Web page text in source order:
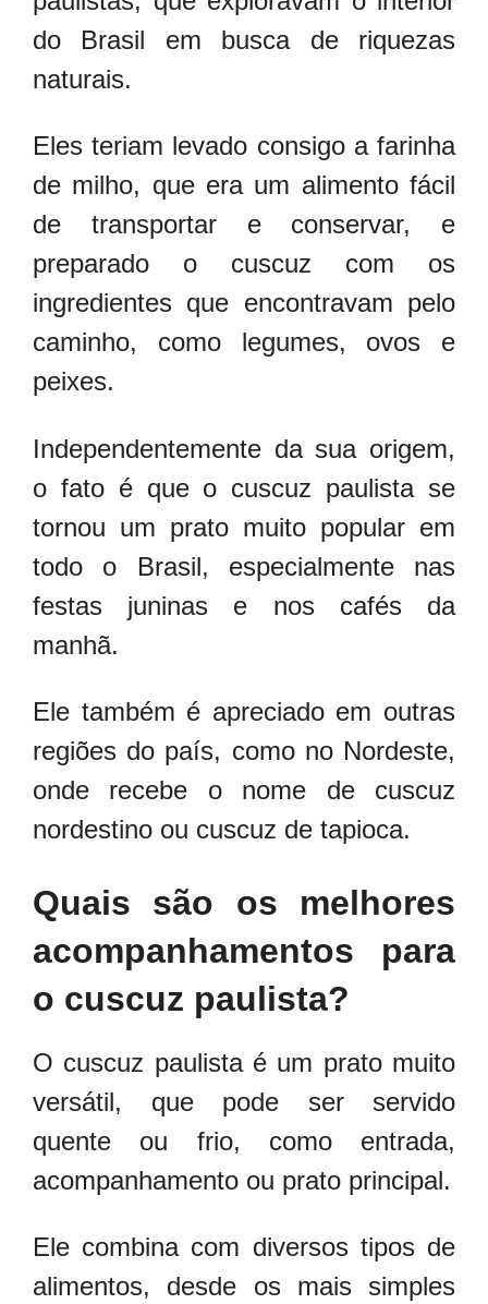
do Brasil em busca de riquezas
naturais.
Eles teriam levado consigo a farinha
de milho, que era um alimento fácil
de transportar e conservar, e
preparado o cuscuz com os
ingredientes que encontravam pelo
caminho, como legumes, ovos e
peixes.
Independentemente da sua origem,
o fato é que o cuscuz paulista se
tornou um prato muito popular em
todo o Brasil, especialmente nas
festas juninas e nos cafés da
manhã.
Ele também é apreciado em outras
regiões do país, como no Nordeste,
onde recebe o nome de cuscuz
nordestino ou cuscuz de tapioca.
Quais são os melhores
acompanhamentos para
o cuscuz paulista?
O cuscuz paulista é um prato muito
versátil, que pode ser servido
quente ou frio, como entrada,
acompanhamento ou prato principal.
Ele combina com diversos tipos de
alimentos, desde os mais simples